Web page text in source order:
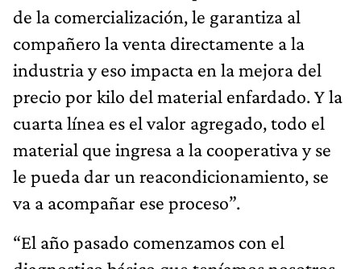
de la comercialización, le garantiza al
compañero la venta directamente a la
industria y eso impacta en la mejora del
precio por kilo del material enfardado. Y la
cuarta línea es el valor agregado, todo el
material que ingresa a la cooperativa y se
le pueda dar un reacondicionamiento, se
va a acompañar ese proceso”.
“El año pasado comenzamos con el